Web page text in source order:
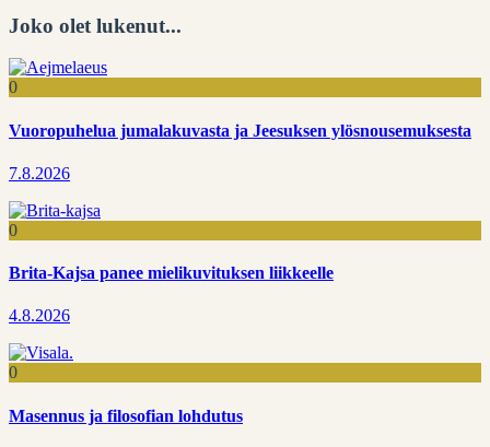
Joko olet lukenut...
0
Vuoropuhelua jumalakuvasta ja Jeesuksen ylösnousemuksesta
7.8.2026
0
Brita-Kajsa panee mielikuvituksen liikkeelle
4.8.2026
0
Masennus ja filosofian lohdutus